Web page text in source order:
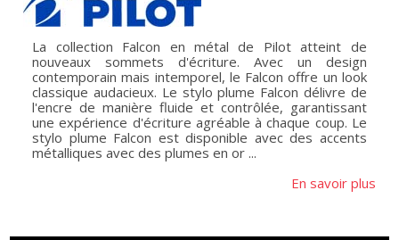
La collection Falcon en métal de Pilot atteint de
nouveaux sommets d'écriture. Avec un design
contemporain mais intemporel, le Falcon offre un look
classique audacieux. Le stylo plume Falcon délivre de
l'encre de manière fluide et contrôlée, garantissant
une expérience d'écriture agréable à chaque coup. Le
stylo plume Falcon est disponible avec des accents
métalliques avec des plumes en or ...
En savoir plus